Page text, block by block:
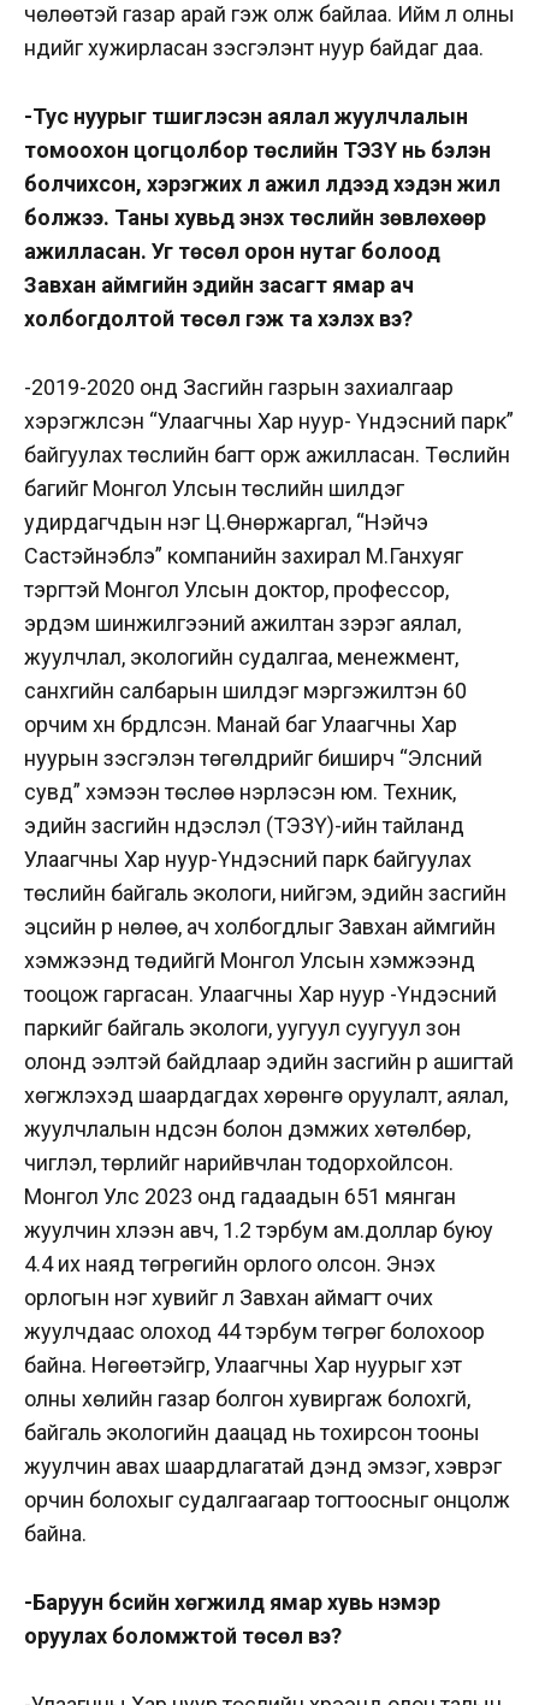
чөлөөтэй газар арай гэж олж байлаа. Ийм л олны
нүдийг хужирласан үзэсгэлэнт нуур байдаг даа.
-Тус нуурыг түшиглэсэн аялал жуулчлалын
томоохон цогцолбор төслийн ТЭЗҮ нь бэлэн
болчихсон, хэрэгжих л ажил үлдээд хэдэн жил
болжээ. Таны хувьд энэхүү төслийн зөвлөхөөр
ажилласан. Уг төсөл орон нутаг болоод
Завхан аймгийн эдийн засагт ямар ач
холбогдолтой төсөл гэж та хэлэх вэ?
-2019-2020 онд Засгийн газрын захиалгаар
хэрэгжүүлсэн “Улаагчны Хар нуур- Үндэсний парк”
байгуулах төслийн багт орж ажилласан. Төслийн
багийг Монгол Улсын төслийн шилдэг
удирдагчдын нэг Ц.Өнөржаргал, “Нэйчэ
Састэйнэблэ” компанийн захирал М.Ганхуяг
тэргүүтэй Монгол Улсын доктор, профессор,
эрдэм шинжилгээний ажилтан зэрэг аялал,
жуулчлал, экологийн судалгаа, менежмент,
санхүүгийн салбарын шилдэг мэргэжилтэн 60
орчим хүн бүрдүүлсэн. Манай баг Улаагчны Хар
нуурын үзэсгэлэн төгөлдрийг биширч “Элсний
сувд” хэмээн төслөө нэрлэсэн юм. Техник,
эдийн засгийн үндэслэл (ТЭЗҮ)-ийн тайланд
Улаагчны Хар нуур-Үндэсний парк байгуулах
төслийн байгаль экологи, нийгэм, эдийн засгийн
эцсийн үр нөлөө, ач холбогдлыг Завхан аймгийн
хэмжээнд төдийгүй Монгол Улсын хэмжээнд
тооцож гаргасан. Улаагчны Хар нуур -Үндэсний
паркийг байгаль экологи, уугуул суугуул зон
олонд ээлтэй байдлаар эдийн засгийн үр ашигтай
хөгжүүлэхэд шаардагдах хөрөнгө оруулалт, аялал,
жуулчлалын үндсэн болон дэмжих хөтөлбөр,
чиглэл, төрлийг нарийвчлан тодорхойлсон.
Монгол Улс 2023 онд гадаадын 651 мянган
жуулчин хүлээн авч, 1.2 тэрбум ам.доллар буюу
4.4 их наяд төгрөгийн орлого олсон. Энэхүү
орлогын нэг хувийг л Завхан аймагт очих
жуулчдаас олоход 44 тэрбум төгрөг болохоор
байна. Нөгөөтэйгүүр, Улаагчны Хар нуурыг хэт
олны хөлийн газар болгон хувиргаж болохгүй,
байгаль экологийн даацад нь тохирсон тооны
жуулчин авах шаардлагатай дэндүү эмзэг, хэврэг
орчин болохыг судалгаагаар тогтоосныг онцолж
байна.
-Баруун бүсийн хөгжилд ямар хувь нэмэр
оруулах боломжтой төсөл вэ?